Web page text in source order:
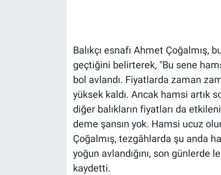
Balıkçı esnafı Ahmet Çoğalmış,
geçtiğini belirterek, "Bu sene
bol avlandı. Fiyatlarda zaman
yüksek kaldı. Ancak hamsi artık
diğer balıkların fiyatları da
deme şansın yok. Hamsi ucuz
Çoğalmış, tezgâhlarda şu anda
yoğun avlandığını, son günlerde
kaydetti.